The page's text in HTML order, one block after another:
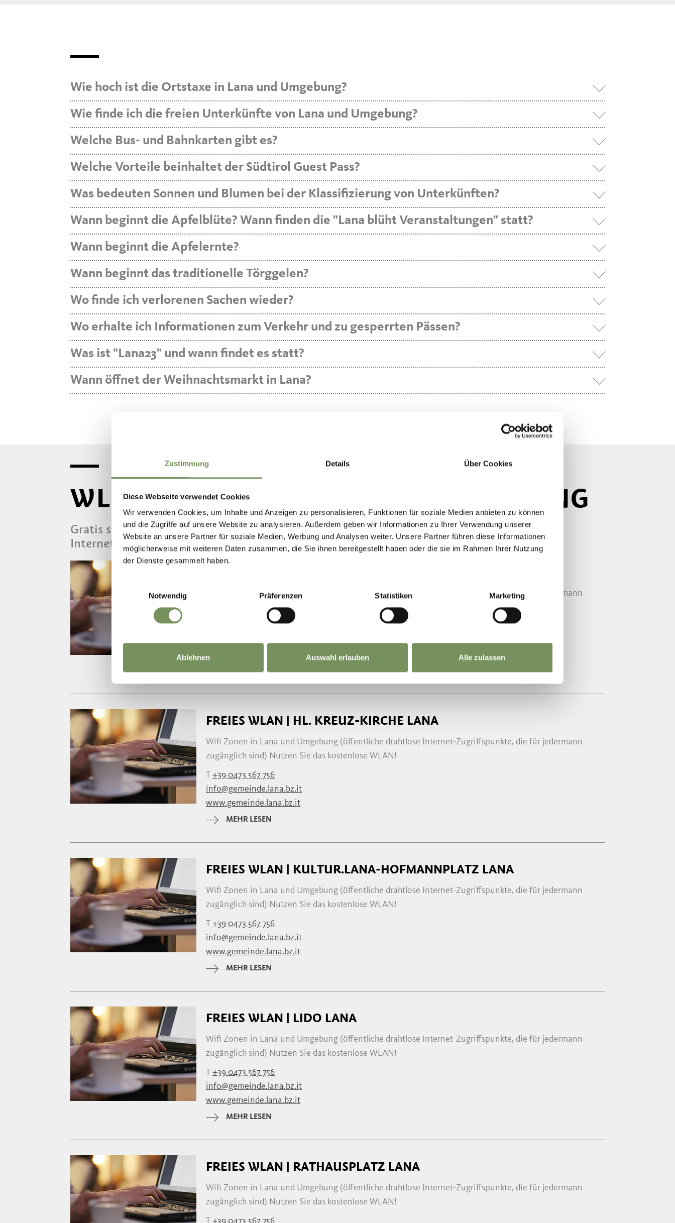
Zustimmung Details Über Cookies
Diese Webseite verwendet Cookies
Wir verwenden Cookies, um Inhalte und Anzeigen zu personalisieren, Funktionen für soziale Medien anbieten zu können
und die Zugriffe auf unsere Website zu analysieren. Außerdem geben wir Informationen zu Ihrer Verwendung unserer
Website an unsere Partner für soziale Medien, Werbung und Analysen weiter. Unsere Partner führen diese Informationen
möglicherweise mit weiteren Daten zusammen, die Sie ihnen bereitgestellt haben oder die sie im Rahmen Ihrer Nutzung
der Dienste gesammelt haben.
Einwilligungsauswahl
Notwendig
Präferenzen Statistiken Marketing
Ablehnen Auswahl erlauben Alle zulassen
Wie hoch ist die Ortstaxe in Lana und Umgebung?
Wie finde ich die freien Unterkünfte von Lana und Umgebung?
Welche Bus- und Bahnkarten gibt es?
Welche Vorteile beinhaltet der Südtirol Guest Pass?
Was bedeuten Sonnen und Blumen bei der Klassifizierung von Unterkünften?
Wann beginnt die Apfelblüte? Wann finden die "Lana blüht Veranstaltungen" statt?
Wann beginnt die Apfelernte?
Wann beginnt das traditionelle Törggelen?
Wo finde ich verlorenen Sachen wieder?
Wo erhalte ich Informationen zum Verkehr und zu gesperrten Pässen?
Was ist "Lana23" und wann findet es statt?
Wann öffnet der Weihnachtsmarkt in Lana?
WLAN / WIFI IN LANA UND UMGEBUNG
Gratis surfen in Lana und Umgebung... Hier finden Sie eine Liste der Hotspots für Ihre
Internetverbindung für das Smartphone oder den Laptop.
Wifi Zonen in Lana und Umgebung (öffentliche drahtlose Internet-Zugriffspunkte, die für jedermann
zugänglich sind) Nutzen Sie das kostenlose WLAN!
+39 0473 567 756
www.gemeinde.lana.bz.it
MEHR LESEN
FREIES WLAN | HL. KREUZ-KIRCHE LANA
Wifi Zonen in Lana und Umgebung (öffentliche drahtlose Internet-Zugriffspunkte, die für jedermann
zugänglich sind) Nutzen Sie das kostenlose WLAN!
T +39 0473 567 756
info@gemeinde.lana.bz.it
www.gemeinde.lana.bz.it
MEHR LESEN
FREIES WLAN | KULTUR.LANA-HOFMANNPLATZ LANA
Wifi Zonen in Lana und Umgebung (öffentliche drahtlose Internet-Zugriffspunkte, die für jedermann
zugänglich sind) Nutzen Sie das kostenlose WLAN!
T +39 0473 567 756
info@gemeinde.lana.bz.it
www.gemeinde.lana.bz.it
MEHR LESEN
FREIES WLAN | LIDO LANA
Wifi Zonen in Lana und Umgebung (öffentliche drahtlose Internet-Zugriffspunkte, die für jedermann
zugänglich sind) Nutzen Sie das kostenlose WLAN!
T +39 0473 567 756
info@gemeinde.lana.bz.it
www.gemeinde.lana.bz.it
MEHR LESEN
FREIES WLAN | RATHAUSPLATZ LANA
Wifi Zonen in Lana und Umgebung (öffentliche drahtlose Internet-Zugriffspunkte, die für jedermann
zugänglich sind) Nutzen Sie das kostenlose WLAN!
T +39 0473 567 756